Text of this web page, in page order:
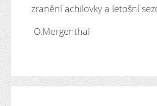
zranění achilovky a letošní
O.Mergenthal